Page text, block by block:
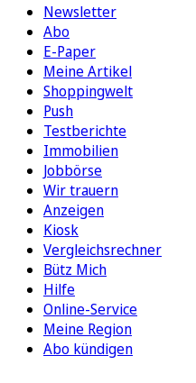
Newsletter
Abo
E-Paper
Meine Artikel
Shoppingwelt
Push
Testberichte
Immobilien
Jobbörse
Wir trauern
Anzeigen
Kiosk
Vergleichsrechner
Bütz Mich
Hilfe
Online-Service
Meine Region
Abo kündigen